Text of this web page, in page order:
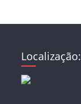
Localização: